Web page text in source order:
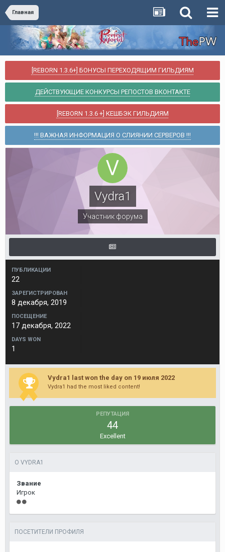
Главная
[REBORN 1.3.6+] БОНУСЫ ПЕРЕХОДЯЩИМ ГИЛЬДИЯМ
ДЕЙСТВУЮЩИЕ КОНКУРСЫ РЕПОСТОВ ВКОНТАКТЕ
[REBORN 1.3.6 +] КЕШБЭК ГИЛЬДИЯМ
!!! ВАЖНАЯ ИНФОРМАЦИЯ О СЛИЯНИИ СЕРВЕРОВ !!!
Vydra1
Участник форума
ПУБЛИКАЦИИ
22
ЗАРЕГИСТРИРОВАН
8 декабря, 2019
ПОСЕЩЕНИЕ
17 декабря, 2022
DAYS WON
1
Vydra1 last won the day on 19 июля 2022
Vydra1 had the most liked content!
РЕПУТАЦИЯ
44
Excellent
О VYDRA1
Звание
Игрок
ПОСЕТИТЕЛИ ПРОФИЛЯ